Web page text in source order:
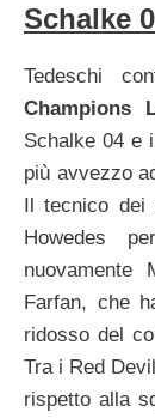
Schalke
Tedeschi
Champions
Schalke 04 e
più avvezzo
Il tecnico dei
Howedes
nuovamente
Farfan, che
ridosso del
Tra i Red
rispetto alla